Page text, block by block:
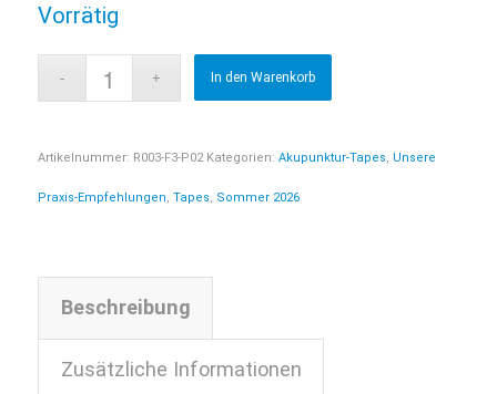
Vorrätig
In den Warenkorb
Artikelnummer: R003-F3-P02 Kategorien: Akupunktur-Tapes, Unsere
Praxis-Empfehlungen, Tapes, Sommer 2026
Beschreibung
Zusätzliche Informationen